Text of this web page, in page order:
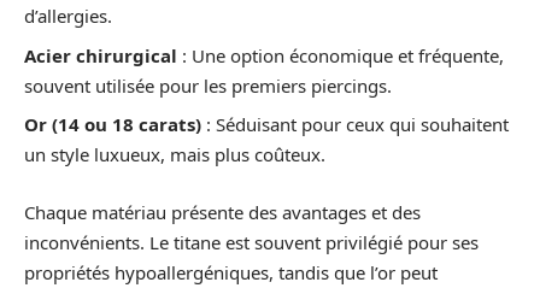
d’allergies.
Acier chirurgical : Une option économique et fréquente,
souvent utilisée pour les premiers piercings.
Or (14 ou 18 carats) : Séduisant pour ceux qui souhaitent
un style luxueux, mais plus coûteux.
Chaque matériau présente des avantages et des
inconvénients. Le titane est souvent privilégié pour ses
propriétés hypoallergéniques, tandis que l’or peut